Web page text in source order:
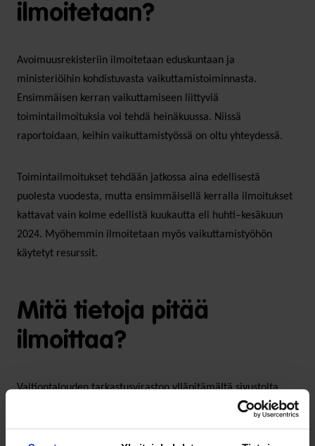
ilmoitetaan?
Avoimuusrekisteriin ilmoitetaan eduskuntaan ja
ministeriöihin kohdistuvasta vaikuttamistoiminnasta.
Ensimmäisen kerran vaikuttamiseen liittyviä
toimintailmoituksia voi tehdä heinäkuussa. Niissä
raportoidaan, keihin vaikuttamistyössä on oltu yhteydessä.
Toimintailmoitukset tehdään jatkossa aina edellisestä
puolesta vuodesta, mutta ensimmäisellä kerralla ilmoitukset
kattavat vain kolme edellistä kuukautta eli huhti–kesäkuun
2024. Myöhemmin ilmoitetaan myös vaikuttamistyöhön
käytetyt resurssit.
Mitä tietoja pitää
ilmoittaa?
Valtiontalouden tarkastusviraston ylläpitämältä sivustolta
. VTV on myös koostanut